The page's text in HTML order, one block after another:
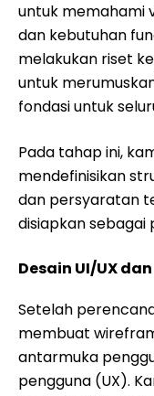
untuk memahami
dan kebutuhan
melakukan riset
untuk
fondasi untuk
Pada tahap ini,
mendefinisikan
dan persyaratan
disiapkan sebagai
Desain UI/UX
Setelah
membuat
antarmuka
pengguna (UX).